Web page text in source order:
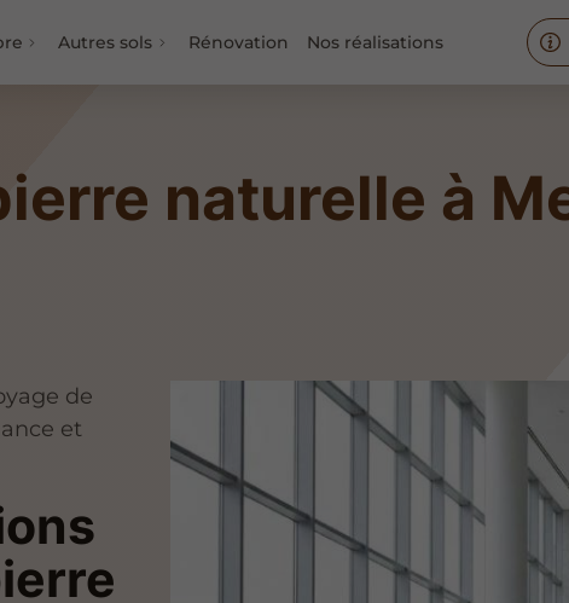
Autres sols Rénovation Nos réalisations
naturelle à
de
et